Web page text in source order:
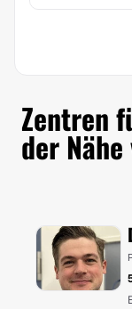
Zentren
der